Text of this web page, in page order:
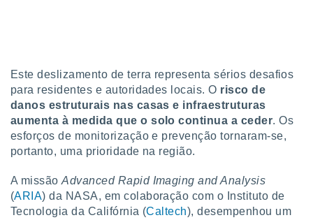
Este deslizamento de terra representa sérios desafios
para residentes e autoridades locais. O risco de
danos estruturais nas casas e infraestruturas
aumenta à medida que o solo continua a ceder. Os
esforços de monitorização e prevenção tornaram-se,
portanto, uma prioridade na região.
A missãoAdvanced Rapid Imaging and Analysis
(ARIA) da NASA, em colaboração com o Instituto de
Tecnologia da Califórnia (Caltech), desempenhou um